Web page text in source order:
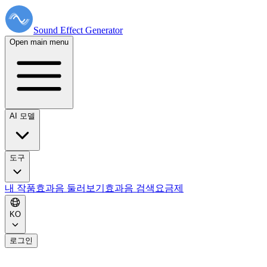
Sound Effect Generator
Open main menu
AI 모델
도구
내 작품효과음 둘러보기 효과음 검색 요금제
KO
로그인